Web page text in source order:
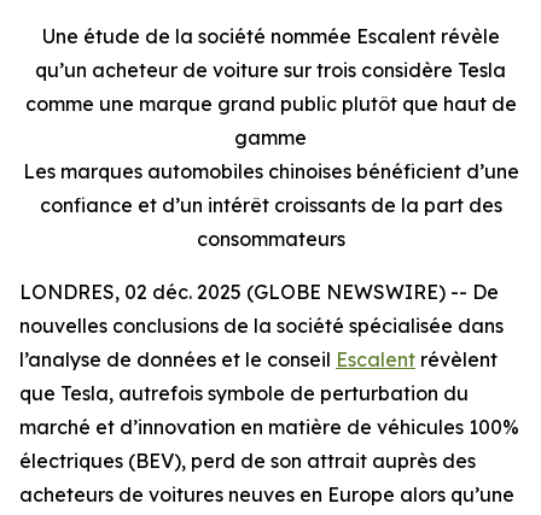
Une étude de la société nommée Escalent révèle
qu’un acheteur de voiture sur trois considère Tesla
comme une marque grand public plutôt que haut de
gamme
Les marques automobiles chinoises bénéficient d’une
confiance et d’un intérêt croissants de la part des
consommateurs
LONDRES, 02 déc. 2025 (GLOBE NEWSWIRE) -- De
nouvelles conclusions de la société spécialisée dans
l’analyse de données et le conseil Escalent révèlent
que Tesla, autrefois symbole de perturbation du
marché et d’innovation en matière de véhicules 100%
électriques (BEV), perd de son attrait auprès des
acheteurs de voitures neuves en Europe alors qu’une